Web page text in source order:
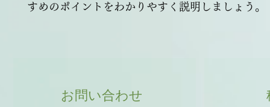
すめのポイントをわかりやすく説明しましょう。
お問い合わせ